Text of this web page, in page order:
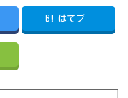
B! はてブ